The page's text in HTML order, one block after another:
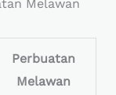
Melawan
Perbuatan
Melawan